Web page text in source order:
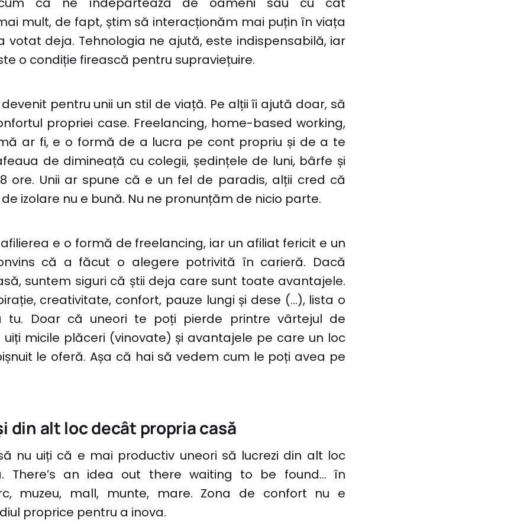
mult, de fapt, știm să interacționăm mai puțin în viața
votat deja. Tehnologia ne ajută, este indispensabilă, iar
o condiție firească pentru supraviețuire.
pentru unii un stil de viață. Pe alții îi ajută doar, să
propriei case. Freelancing, home-based working,
ar fi, e o formă de a lucra pe cont propriu și de a te
de dimineață cu colegii, ședințele de luni, bârfe și
ore. Unii ar spune că e un fel de paradis, alții cred că
izolare nu e bună. Nu ne pronunțăm de nicio parte.
e o formă de freelancing, iar un afiliat fericit e un
că a făcut o alegere potrivită în carieră. Dacă
suntem siguri că știi deja care sunt toate avantajele.
creativitate, confort, pauze lungi și dese (…), lista o
tu. Doar că uneori te poți pierde printre vârtejul de
uiți micile plăceri (vinovate) și avantajele pe care un loc
le oferă. Așa că hai să vedem cum le poți avea pe
din alt loc decât propria casă
nu uiți că e mai productiv uneori să lucrezi din alt loc
There’s an idea out there waiting to be found... în
muzeu, mall, munte, mare. Zona de confort nu e
proprice pentru a inova.